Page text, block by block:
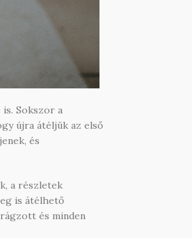
Sokszor a
újra átéljük az első
és
a részletek
is átélhető
és minden